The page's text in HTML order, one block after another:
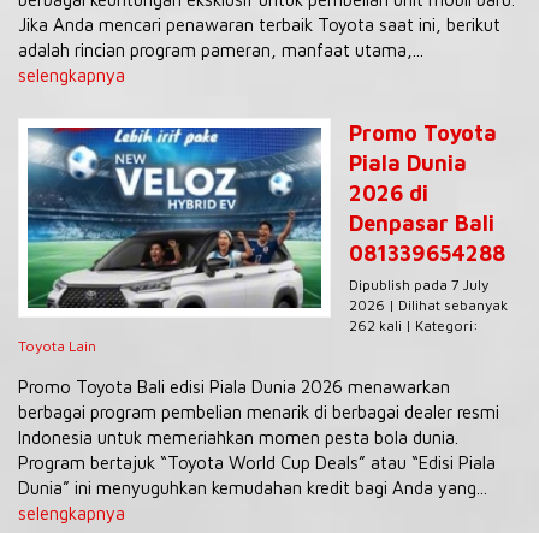
Jika Anda mencari penawaran terbaik Toyota saat ini, berikut
adalah rincian program pameran, manfaat utama,...
selengkapnya
Promo Toyota
Piala Dunia
2026 di
Denpasar Bali
081339654288
Dipublish pada 7 July
2026 | Dilihat sebanyak
262 kali | Kategori:
Toyota Lain
Promo Toyota Bali edisi Piala Dunia 2026 menawarkan
berbagai program pembelian menarik di berbagai dealer resmi
Indonesia untuk memeriahkan momen pesta bola dunia.
Program bertajuk “Toyota World Cup Deals” atau “Edisi Piala
Dunia” ini menyuguhkan kemudahan kredit bagi Anda yang...
selengkapnya